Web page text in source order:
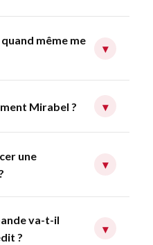
même me
▾
Mirabel ? ▾
une
▾
va-t-il
?
▾